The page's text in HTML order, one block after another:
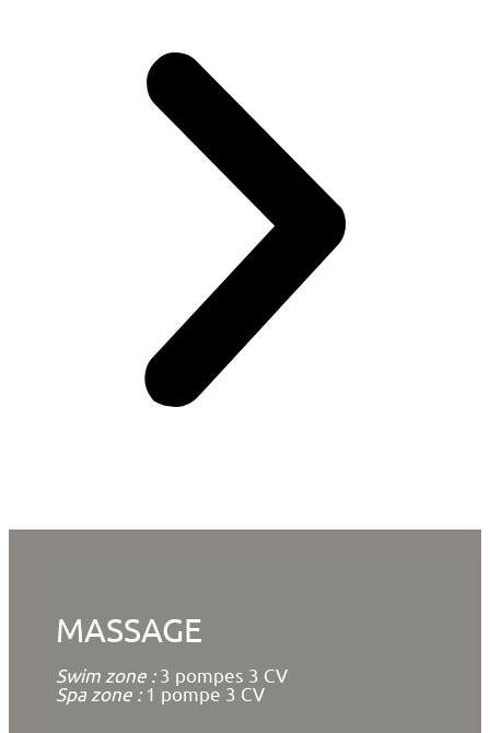
MASSAGE
Swim zone :3 pompes 3 CV
Spa zone :1 pompe 3 CV